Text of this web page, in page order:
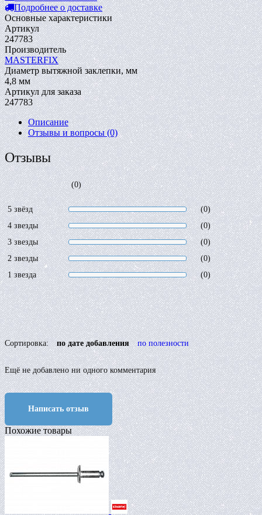
Подробнее о доставке
Основные характеристики
Артикул
247783
Производитель
MASTERFIX
Диаметр вытяжной заклепки, мм
4,8 мм
Артикул для заказа
247783
Описание
Отзывы и вопросы(0)
Отзывы
(0)
5 звёзд
(0)
4 звезды
(0)
3 звезды
(0)
2 звезды
(0)
1 звезда
(0)
Сортировка: по дате добавления по полезности
Ещё не добавлено ни одного комментария
Написать отзыв
Похожие товары